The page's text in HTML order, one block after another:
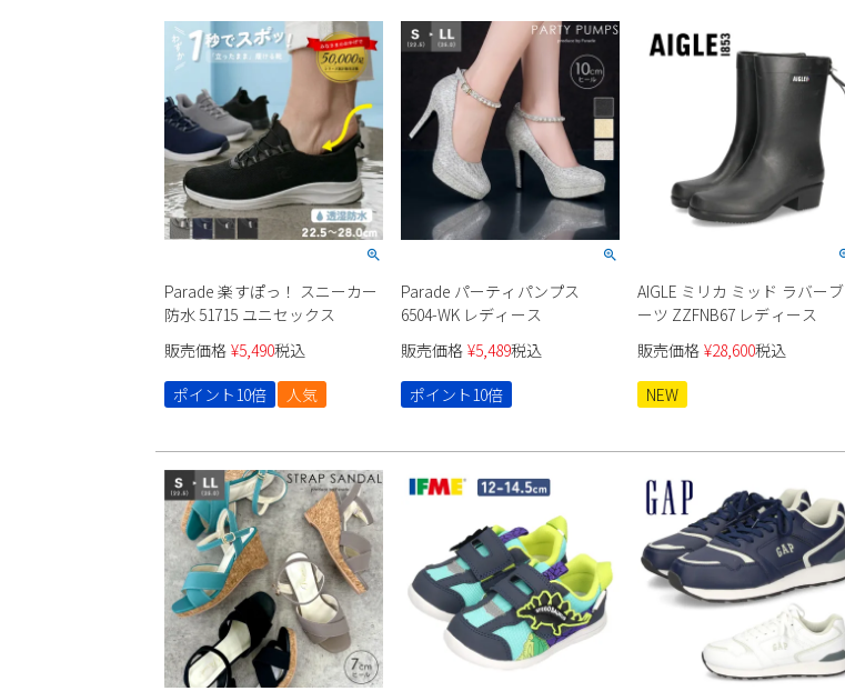
Parade 楽すぽっ！ スニーカー
防水 51715 ユニセックス
販売価格 ¥5,490税込
ポイント10倍
人気
Parade パーティパンプス
6504-WK レディース
販売価格 ¥5,489税込
ポイント10倍
AIGLE ミリカ ミッド ラバーブ
ーツ ZZFNB67 レディース
販売価格 ¥28,600税込
NEW